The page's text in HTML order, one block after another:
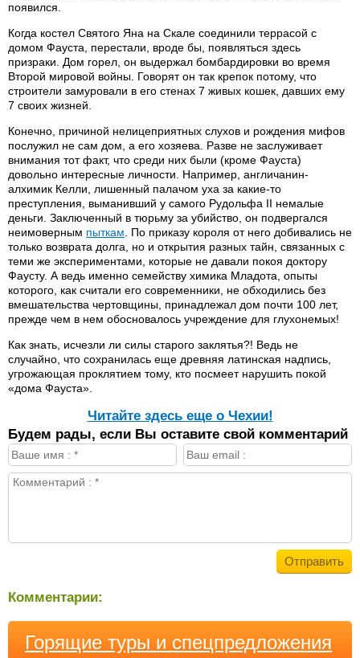
появился.
Когда костел Святого Яна на Скале соединили террасой с
домом Фауста, перестали, вроде бы, появляться здесь
призраки. Дом горел, он выдержал бомбардировки во время
Второй мировой войны. Говорят он так крепок потому, что
строители замуровали в его стенах 7 живых кошек, давших ему
7 своих жизней.
Конечно, причиной нелицеприятных слухов и рождения мифов
послужил не сам дом, а его хозяева. Разве не заслуживает
внимания тот факт, что среди них были (кроме Фауста)
довольно интересные личности. Например, англичанин-
алхимик Келли, лишенный палачом уха за какие-то
преступления, выманивший у самого Рудольфа II немалые
деньги. Заключенный в тюрьму за убийство, он подвергался
неимоверным пыткам . По приказу короля от него добивались не
только возврата долга, но и открытия разных тайн, связанных с
теми же экспериментами, которые не давали покоя доктору
Фаусту. А ведь именно семейству химика Младота, опыты
которого, как считали его современники, не обходились без
вмешательства чертовщины, принадлежал дом почти 100 лет,
прежде чем в нем обосновалось учреждение для глухонемых!
Как знать, исчезли ли силы старого заклятья?! Ведь не
случайно, что сохранилась еще древняя латинская надпись,
угрожающая проклятием тому, кто посмеет нарушить покой
«дома Фауста».
Читайте здесь еще о Чехии!
Будем рады, если Вы оставите свой комментарий
Комментарии:
Горящие туры и спецпредложения